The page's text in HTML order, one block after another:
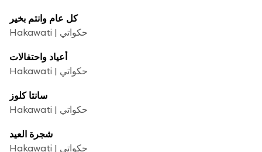
كل عام وانتم بخير
Hakawati | حكواتي
أعياد واحتفالات
Hakawati | حكواتي
سانتا كلوز
Hakawati | حكواتي
شجرة العيد
Hakawati | حكواتي